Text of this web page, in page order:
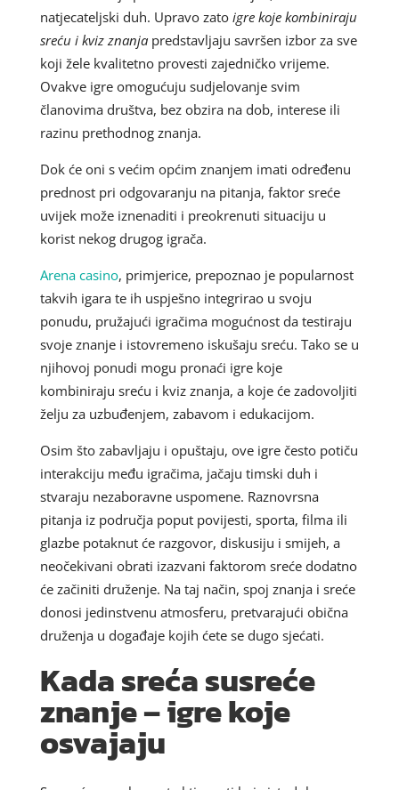
natjecateljski duh. Upravo zato igre koje kombiniraju
sreću i kviz znanjapredstavljaju savršen izbor za sve
koji žele kvalitetno provesti zajedničko vrijeme.
Ovakve igre omogućuju sudjelovanje svim
članovima društva, bez obzira na dob, interese ili
razinu prethodnog znanja.
Dok će oni s većim općim znanjem imati određenu
prednost pri odgovaranju na pitanja, faktor sreće
uvijek može iznenaditi i preokrenuti situaciju u
korist nekog drugog igrača.
Arena casino, primjerice, prepoznao je popularnost
takvih igara te ih uspješno integrirao u svoju
ponudu, pružajući igračima mogućnost da testiraju
svoje znanje i istovremeno iskušaju sreću. Tako se u
njihovoj ponudi mogu pronaći igre koje
kombiniraju sreću i kviz znanja, a koje će zadovoljiti
želju za uzbuđenjem, zabavom i edukacijom.
Osim što zabavljaju i opuštaju, ove igre često potiču
interakciju među igračima, jačaju timski duh i
stvaraju nezaboravne uspomene. Raznovrsna
pitanja iz područja poput povijesti, sporta, filma ili
glazbe potaknut će razgovor, diskusiju i smijeh, a
neočekivani obrati izazvani faktorom sreće dodatno
će začiniti druženje. Na taj način, spoj znanja i sreće
donosi jedinstvenu atmosferu, pretvarajući obična
druženja u događaje kojih ćete se dugo sjećati.
Kada sreća susreće
znanje – igre koje
osvajaju